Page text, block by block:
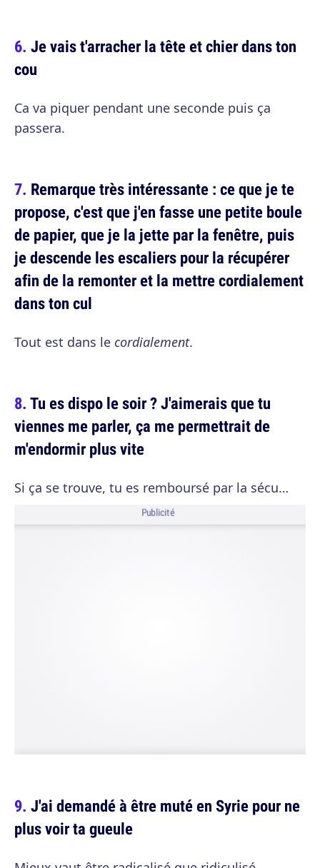
Je vais t'arracher la tête et chier dans ton
cou
Ca va piquer pendant une seconde puis ça
passera.
Remarque très intéressante : ce que je te
propose, c'est que j'en fasse une petite boule
de papier, que je la jette par la fenêtre, puis
je descende les escaliers pour la récupérer
afin de la remonter et la mettre cordialement
dans ton cul
Tout est dans le cordialement.
Tu es dispo le soir ? J'aimerais que tu
viennes me parler, ça me permettrait de
m'endormir plus vite
Si ça se trouve, tu es remboursé par la sécu…
Publicité
J'ai demandé à être muté en Syrie pour ne
plus voir ta gueule